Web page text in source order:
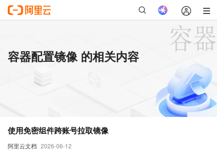
容器配置镜像 的相关内容
阿里云文档 2026-06-12
使用免密组件跨账号拉取镜像